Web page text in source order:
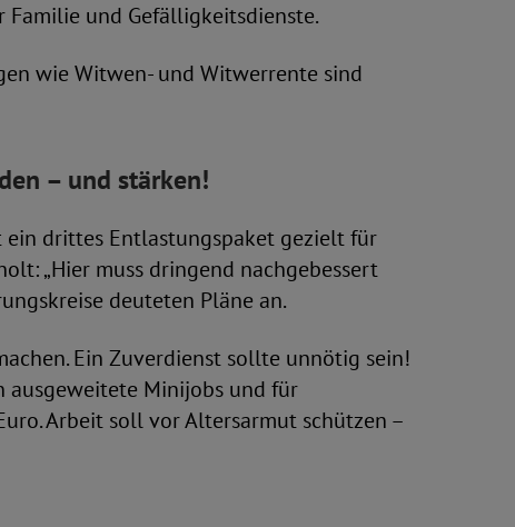
und Gefälligkeitsdienste.
wie Witwen- und Witwerrente sind
– und stärken!
ein drittes Entlastungspaket gezielt für
„Hier muss dringend nachgebessert
deuteten Pläne an.
Ein Zuverdienst sollte unnötig sein!
ausgeweitete Minijobs und für
Arbeit soll vor Altersarmut schützen –